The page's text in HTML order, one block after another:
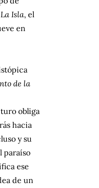
Isla, el
en
de la
obliga
hacia
y su
paraíso
ese
de un